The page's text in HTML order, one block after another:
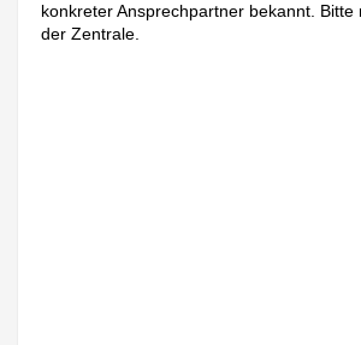
konkreter Ansprechpartner bekannt. Bitte
der Zentrale.